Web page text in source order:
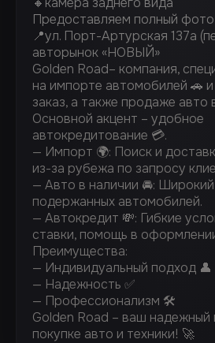
Предоставляем полный
📍ул. Порт-Артурская 137а
авторынок «НОВЫЙ»
Golden Road– компания,
на импорте автомобилей 🚗
заказ, а также продаже авто
Основной акцент – удобное
автокредитование 💳.
— Импорт 🌍: Поиск и
из-за рубежа по запросу
— Авто в наличии 🚘:
подержанных автомобилей.
— Автокредит 💸: Гибкие
ставки, помощь в
Преимущества:
— Индивидуальный подход 👤
— Надежность ✅
— Профессионализм 🛠️
Golden Road – ваш надежный
покупке авто и техники! 🚀